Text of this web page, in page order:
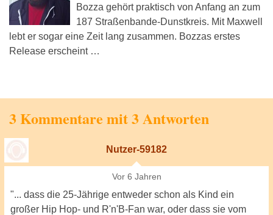
Bozza gehört praktisch von Anfang an zum
187 Straßenbande-Dunstkreis. Mit Maxwell
lebt er sogar eine Zeit lang zusammen. Bozzas erstes
Release erscheint …
3 Kommentare mit 3 Antworten
Nutzer-59182
Vor 6 Jahren
"... dass die 25-Jährige entweder schon als Kind ein
großer Hip Hop- und R'n'B-Fan war, oder dass sie vom